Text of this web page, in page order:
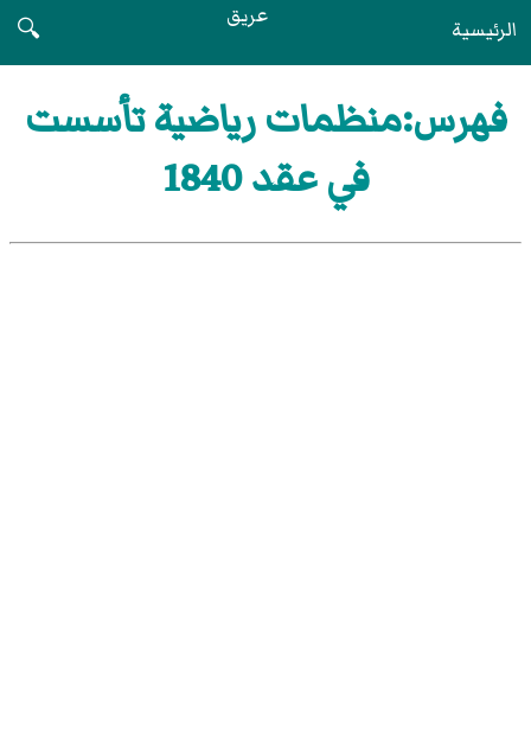
الرئيسية عريق
🔍
فهرس:منظمات رياضية تأسست
في عقد 1840